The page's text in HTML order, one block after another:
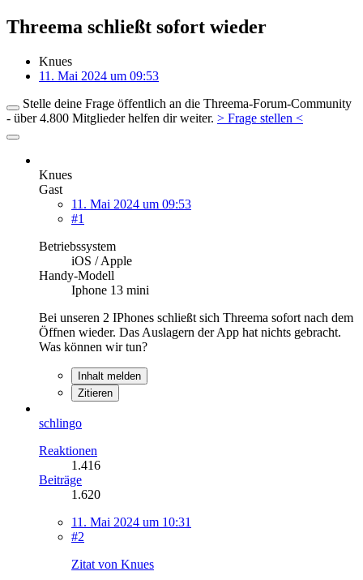
Threema schließt sofort wieder
Knues
11. Mai 2024 um 09:53
Stelle deine Frage öffentlich an die Threema-Forum-Community
- über 4.800 Mitglieder helfen dir weiter. > Frage stellen <
Knues
Gast
11. Mai 2024 um 09:53
#1
Betriebssystem
iOS / Apple
Handy-Modell
Iphone 13 mini
Bei unseren 2 IPhones schließt sich Threema sofort nach dem
Öffnen wieder. Das Auslagern der App hat nichts gebracht.
Was können wir tun?
Inhalt melden
Zitieren
schlingo
Reaktionen
1.416
Beiträge
1.620
11. Mai 2024 um 10:31
#2
Zitat von Knues